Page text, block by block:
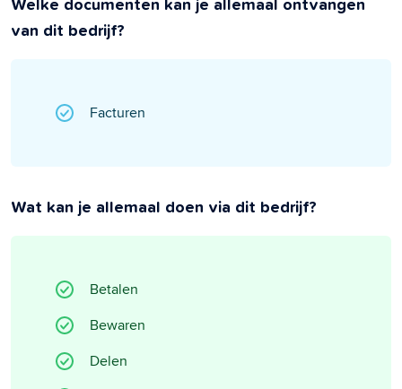
Welke documenten kan je allemaal ontvangen
van dit bedrijf?
Facturen
Wat kan je allemaal doen via dit bedrijf?
Betalen
Bewaren
Delen